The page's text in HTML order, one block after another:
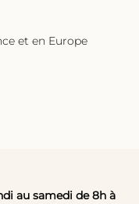
et en Europe
au samedi de 8h à